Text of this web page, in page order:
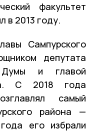
факультет
в 2013 году.
Сампурского
депутата
Думы и главой
С 2018 года
самый
района —
его избрали